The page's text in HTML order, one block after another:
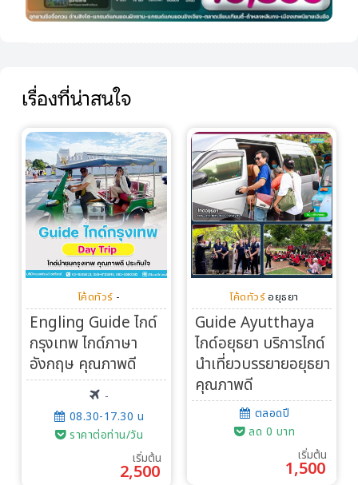
เรื่องที่น่าสนใจ
โค้ดทัวร์ -
Engling Guide ไกด์
กรุงเทพ ไกด์ภาษา
อังกฤษ คุณภาพดี
-
08.30-17.30 น
ราคาต่อท่าน/วัน
เริ่มต้น
2,500
โค้ดทัวร์ อยุธยา
Guide Ayutthaya
ไกด์อยุธยา บริการไกด์
นำเที่ยวบรรยายอยุธยา
คุณภาพดี
ตลอดปี
ลด 0 บาท
เริ่มต้น
1,500